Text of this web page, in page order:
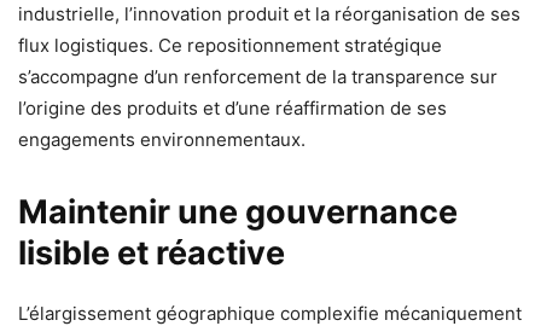
industrielle, l’innovation produit et la réorganisation de ses
flux logistiques. Ce repositionnement stratégique
s’accompagne d’un renforcement de la transparence sur
l’origine des produits et d’une réaffirmation de ses
engagements environnementaux.
Maintenir une gouvernance
lisible et réactive
L’élargissement géographique complexifie mécaniquement